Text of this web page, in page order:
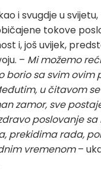
i svugdje u
tokove
i, još uvijek,
– Mi možemo
borio sa svim ovim
u čitavom
zamor, sve
poslovanje
prekidima rada,
vremenom–